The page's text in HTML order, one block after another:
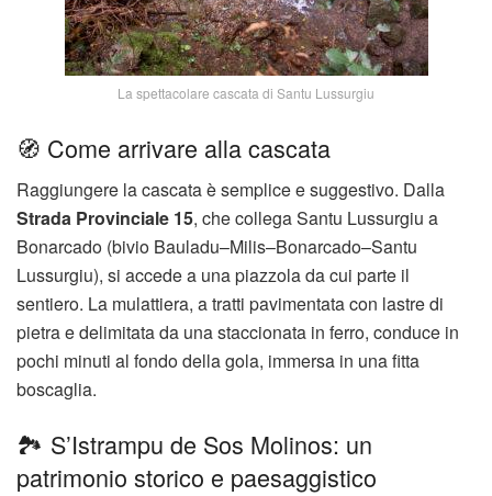
La spettacolare cascata di Santu Lussurgiu
🧭 Come arrivare alla cascata
Raggiungere la cascata è semplice e suggestivo. Dalla
Strada Provinciale 15, che collega Santu Lussurgiu a
Bonarcado (bivio Bauladu–Milis–Bonarcado–Santu
Lussurgiu), si accede a una piazzola da cui parte il
sentiero. La mulattiera, a tratti pavimentata con lastre di
pietra e delimitata da una staccionata in ferro, conduce in
pochi minuti al fondo della gola, immersa in una fitta
boscaglia.
🏞️ S’Istrampu de Sos Molinos: un
patrimonio storico e paesaggistico